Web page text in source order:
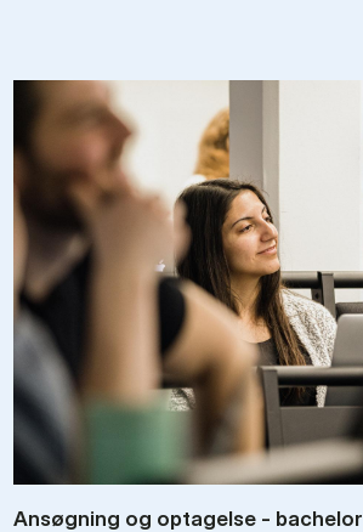
An­søg­ning og op­ta­gel­se - ba­chel­or